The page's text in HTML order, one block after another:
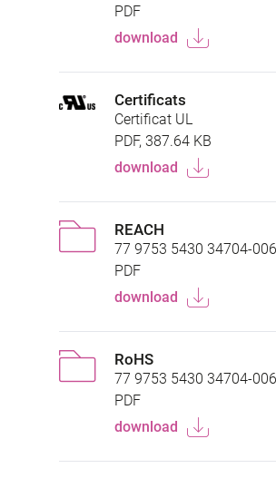
PDF
download
Certificats
Certificat UL
PDF, 387.64 KB
download
REACH
77 9753 5430 34704-
PDF
download
RoHS
77 9753 5430 34704-
PDF
download